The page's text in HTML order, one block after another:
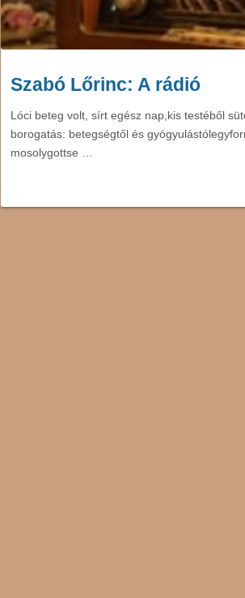
Szabó Lőrinc: A rádió
Lóci beteg volt, sírt egész nap,kis testéből
borogatás: betegségtől és
mosolygottse …